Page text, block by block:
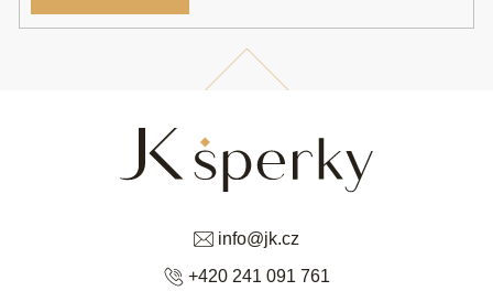
info@jk.cz
+420 241 091 761